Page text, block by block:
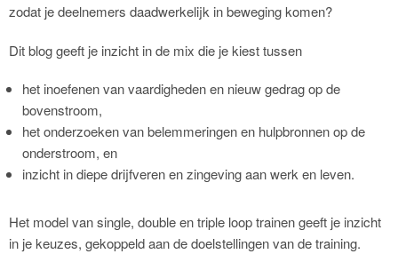
zodat je deelnemers daadwerkelijk in beweging komen?
Dit blog geeft je inzicht in de mix die je kiest tussen
het inoefenen van vaardigheden en nieuw gedrag op de
bovenstroom,
het onderzoeken van belemmeringen en hulpbronnen op de
onderstroom, en
inzicht in diepe drijfveren en zingeving aan werk en leven.
Het model van single, double en triple loop trainen geeft je inzicht
in je keuzes, gekoppeld aan de doelstellingen van de training.